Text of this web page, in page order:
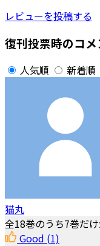
レビューを投稿する
復刊投票時のコメ
人気順 新着順
猫丸
全18巻のうち7巻だ
Good (1)